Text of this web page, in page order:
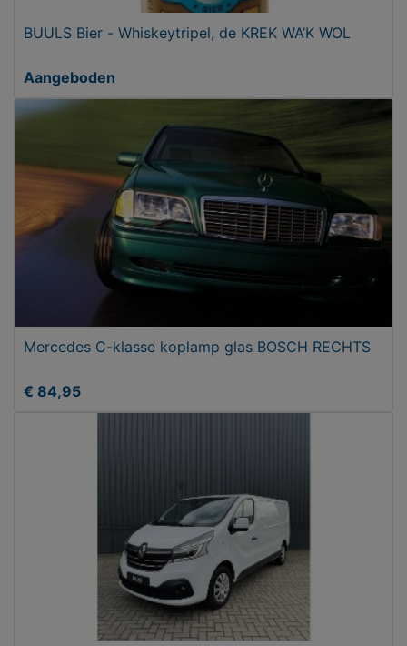
BUULS Bier - Whiskeytripel, de KREK WA’K WOL
Aangeboden
Mercedes C-klasse koplamp glas BOSCH RECHTS
€ 84,95